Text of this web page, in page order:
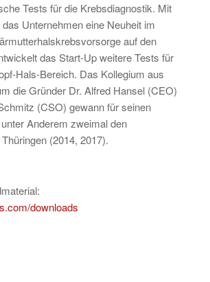
Tests für die Krebsdiagnostik. Mit
Unternehmen eine Neuheit im
auf den
das Start-Up weitere Tests für
Hals-Bereich. Das Kollegium aus
die Gründer Dr. Alfred Hansel (CEO)
(CSO) gewann für seinen
Anderem zweimal den
(2014, 2017).
downloads